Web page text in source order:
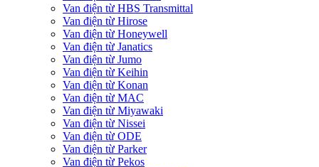
Van điện từ HBS Transmittal
Van điện từ Hirose
Van điện từ Honeywell
Van điện từ Janatics
Van điện từ Jumo
Van điện từ Keihin
Van điện từ Konan
Van điện từ MAC
Van điện từ Miyawaki
Van điện từ Nissei
Van điện từ ODE
Van điện từ Parker
Van điện từ Pekos